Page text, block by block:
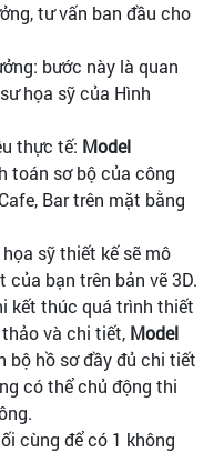
tư vấn ban đầu cho
bước này là quan
họa sỹ của Hình
thực tế: Model
toán sơ bộ của công
Bar trên mặt bằng
sỹ thiết kế sẽ mô
bạn trên bản vẽ 3D.
kết thúc quá trình thiết
và chi tiết, Model
bộ hồ sơ đầy đủ chi tiết
có thể chủ động thi
cùng để có 1 không